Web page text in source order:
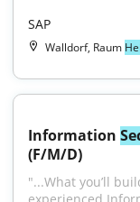
SAP
Walldorf, Raum
Information
(F/M/D)
"...What you’ll